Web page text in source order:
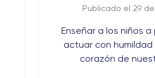
Publicado el 29
Enseñar a los niños a
actuar con humildad
corazón de